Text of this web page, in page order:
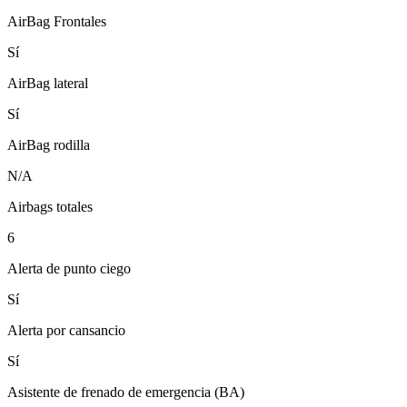
AirBag Frontales
Sí
AirBag lateral
Sí
AirBag rodilla
N/A
Airbags totales
6
Alerta de punto ciego
Sí
Alerta por cansancio
Sí
Asistente de frenado de emergencia (BA)